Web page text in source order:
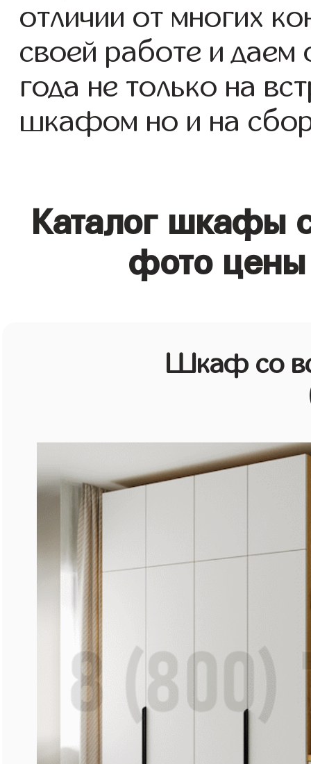
отличии от многих
своей работе и
года не только на
шкафом но и на
Каталог шкафы
фото
Шкаф со